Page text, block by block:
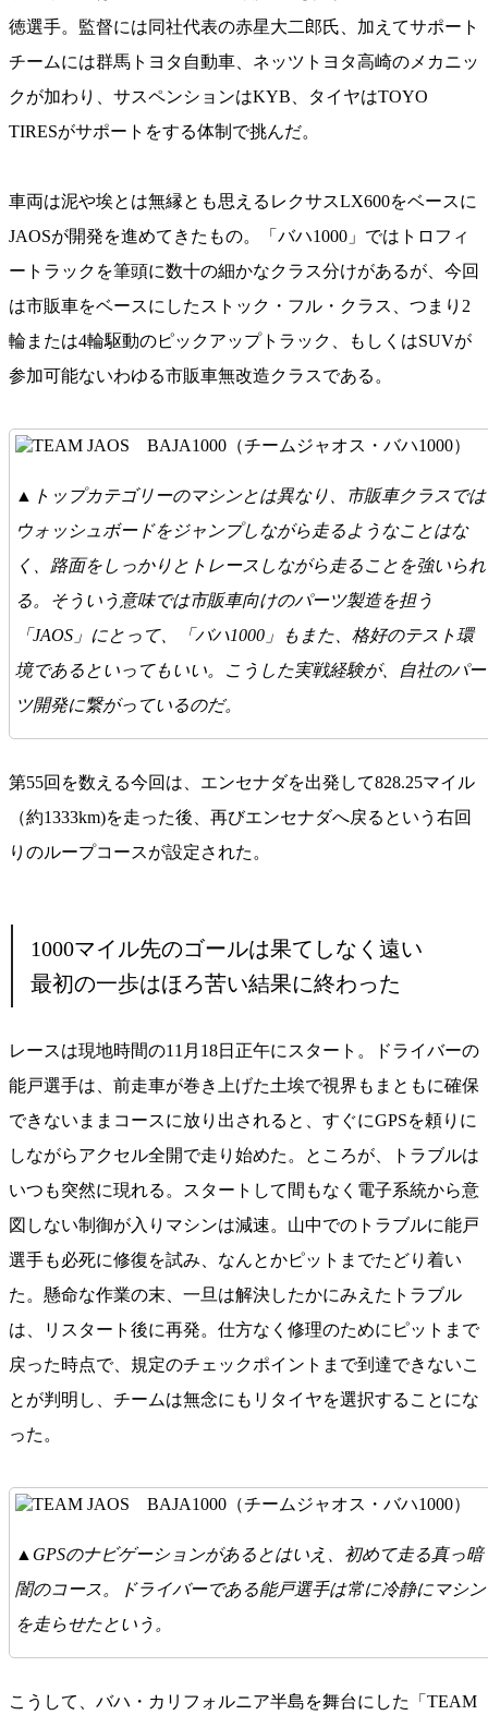
徳選手。監督には同社代表の赤星大二郎氏、加えてサポート
チームには群馬トヨタ自動車、ネッツトヨタ高崎のメカニッ
クが加わり、サスペンションはKYB、タイヤはTOYO
TIRESがサポートをする体制で挑んだ。
車両は泥や埃とは無縁とも思えるレクサスLX600をベースに
JAOSが開発を進めてきたもの。「バハ1000」ではトロフィ
ートラックを筆頭に数十の細かなクラス分けがあるが、今回
は市販車をベースにしたストック・フル・クラス、つまり2
輪または4輪駆動のピックアップトラック、もしくはSUVが
参加可能ないわゆる市販車無改造クラスである。
▲トップカテゴリーのマシンとは異なり、市販車クラスでは
ウォッシュボードをジャンプしながら走るようなことはな
く、路面をしっかりとトレースしながら走ることを強いられ
る。そういう意味では市販車向けのパーツ製造を担う
「JAOS」にとって、「バハ1000」もまた、格好のテスト環
境であるといってもいい。こうした実戦経験が、自社のパー
ツ開発に繋がっているのだ。
第55回を数える今回は、エンセナダを出発して828.25マイル
（約1333km)を走った後、再びエンセナダへ戻るという右回
りのループコースが設定された。
1000マイル先のゴールは果てしなく遠い
最初の一歩はほろ苦い結果に終わった
レースは現地時間の11月18日正午にスタート。ドライバーの
能戸選手は、前走車が巻き上げた土埃で視界もまともに確保
できないままコースに放り出されると、すぐにGPSを頼りに
しながらアクセル全開で走り始めた。ところが、トラブルは
いつも突然に現れる。スタートして間もなく電子系統から意
図しない制御が入りマシンは減速。山中でのトラブルに能戸
選手も必死に修復を試み、なんとかピットまでたどり着い
た。懸命な作業の末、一旦は解決したかにみえたトラブル
は、リスタート後に再発。仕方なく修理のためにピットまで
戻った時点で、規定のチェックポイントまで到達できないこ
とが判明し、チームは無念にもリタイヤを選択することにな
った。
▲GPSのナビゲーションがあるとはいえ、初めて走る真っ暗
闇のコース。ドライバーである能戸選手は常に冷静にマシン
を走らせたという。
こうして、バハ・カリフォルニア半島を舞台にした「TEAM